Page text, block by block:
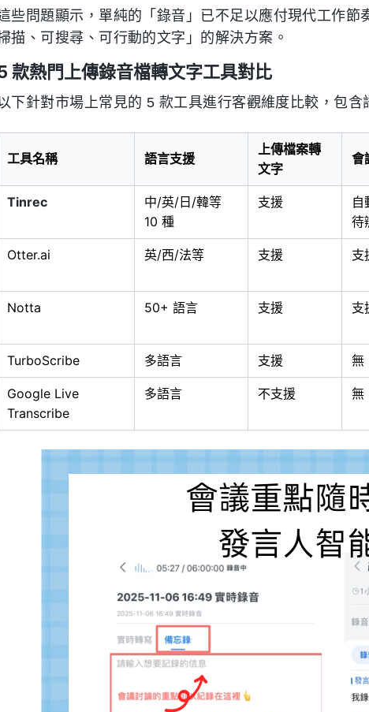
些問題顯示，單純的「錄音」已不足以應付現代工作節
描、可搜尋、可行動的文字」的解決方案。
款熱門上傳錄音檔轉文字工具對比
下針對市場上常見的 5 款工具進行客觀維度比較，包含
工具名稱 語言支援
上傳檔案轉
文字
會
Tinrec
中/英/日/韓等
10 種
支援
自
待
Otter.ai 英/西/法等 支援 支
Notta 50+ 語言 支援 支
TurboScribe 多語言 支援 無
Google Live
Transcribe
多語言 不支援 無